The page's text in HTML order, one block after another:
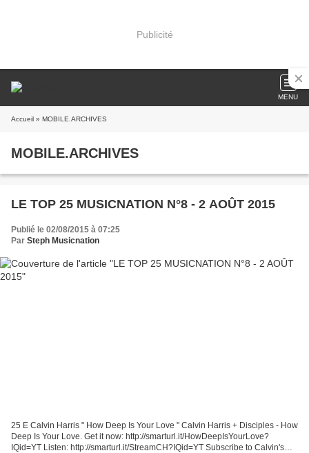
Publicité
MENU
Accueil » MOBILE.ARCHIVES
MOBILE.ARCHIVES
LE TOP 25 MUSICNATION N°8 - 2 AOÛT 2015
Publié le 02/08/2015 à 07:25
Par Steph Musicnation
25 E Calvin Harris " How Deep Is Your Love " Calvin Harris + Disciples - How
Deep Is Your Love. Get it now: http://smarturl.it/HowDeepIsYourLove?
IQid=YT Listen: http://smarturl.it/StreamCH?IQid=YT Subscribe to Calvin's